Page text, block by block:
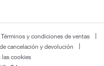
Términos y condiciones de ventas
cancelación y devolución
cookies